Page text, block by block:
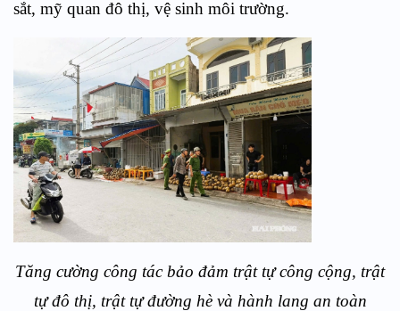
sắt, mỹ quan đô thị, vệ sinh môi trường.
Tăng cường công tác bảo đảm trật tự công cộng, trật
tự đô thị, trật tự đường hè và hành lang an toàn